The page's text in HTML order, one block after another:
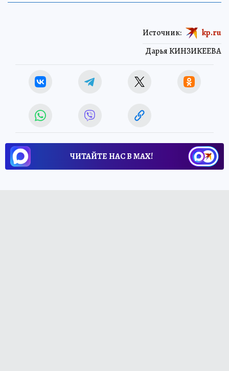
Дарья КИНЗИКЕЕВА
Источник: kp.ru
ЧИТАЙТЕ НАС В МАХ!